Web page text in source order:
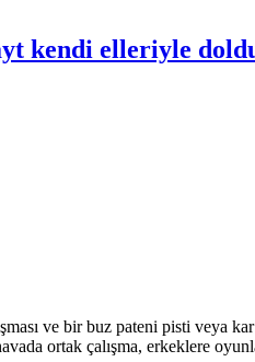
kendi elleriyle
ve bir buz pateni pisti veya
ortak çalışma, erkeklere